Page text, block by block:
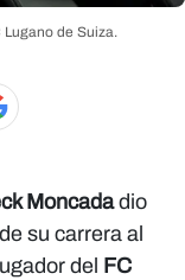
Lugano de Suiza.
Moncadadio
su carrera al
del
FC